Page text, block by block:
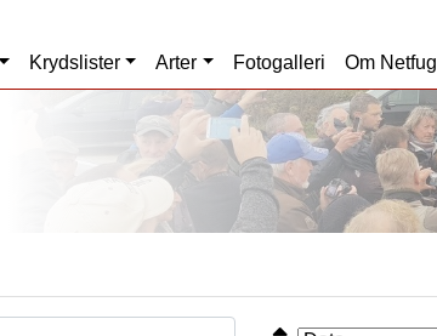
Krydslister Arter Fotogalleri Om Netfugl